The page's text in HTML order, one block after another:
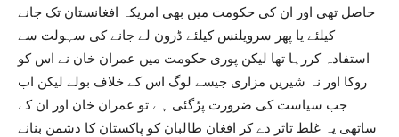
حاصل تھی اور ان کی حکومت میں بھی امریکہ افغانستان تک جانے
کیلئے یا پھر سرویلنس کیلئے ڈرون لے جانے کی سہولت سے
استفادہ کررہا تھا لیکن پوری حکومت میں عمران خان نے اس کو
روکا اور نہ شیریں مزاری جیسے لوگ اس کے خلاف بولے لیکن اب
جب سیاست کی ضرورت پڑگئی ہے تو عمران خان اور ان کے
ساتھی یہ غلط تاثر دے کر افغان طالبان کو پاکستان کا دشمن بنانے